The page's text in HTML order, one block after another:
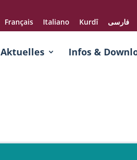
Français Italiano Kurdî فارسی
Aktuelles Infos &